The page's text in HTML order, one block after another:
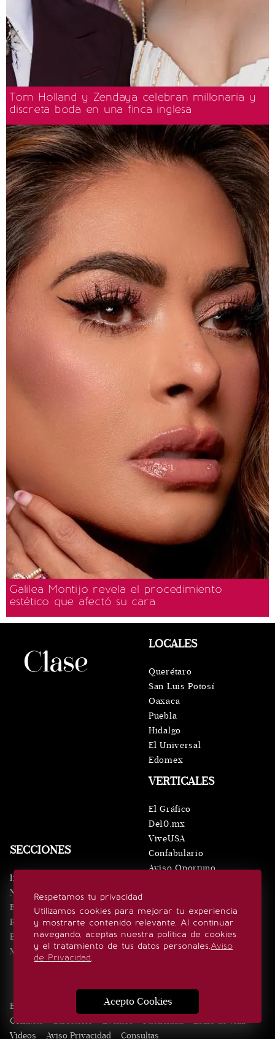
Tom Holland y Zendaya celebran millonaria y
discreta boda en una finca inglesa
Galilea Montijo revela el procedimiento
estético que afectó su cara
Respetamos tu privacidad
Utilizamos cookies para mejorar tu experiencia
y mostrarte contenido relevante. Al continuar
navegando, aceptas nuestra política de cookies
y el tratamiento de tus datos personales.Aviso
de Privacidad.
Acepto Cookies
SECCIONES
Inicio
Noticias
Eventos
Realeza
Estilo de vida
Minuto x Minuto
VERTICALES
El Gráfico
De10.mx
ViveUSA
Confabulario
Aviso Oportuno
LOCALES
Querétaro
San Luis Potosí
Oaxaca
Puebla
Hidalgo
El Universal
Edomex
SÍGUENOS
Edición Impresa Noticias Quiénes somos
Contacto
Directorio Eventos Publicidad
Estilo de vida
Videos
Aviso Privacidad Consultas